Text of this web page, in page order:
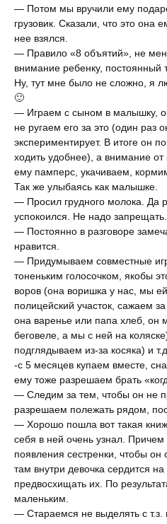
— Потом мы вручили ему
грузовик. Сказали, что это она
нее взялся.
— Правило «8 объятий», не
внимание ребенку, постоянный
Ну, тут мне было не сложно, я
🙂
— Играем с сыном в малышку,
не ругаем его за это (один
экспериментирует. В итоге он
ходить удобнее), а внимание
ему памперс, укачиваем,
Так же улыбаясь как малышке.
— Просил грудного молока. Да
успокоился. Не надо запрещать.
— Постоянно в разговоре
нравится.
— Придумываем совместные
тоненьким голосочком, якобы
воров (она воришка у нас, мы
полицейский участок, сажаем
она варенье или папа хлеб, он
беговеле, а мы с ней на
подглядываем из-за косяка) и т.д.
-с 5 месяцев купаем вместе,
ему тоже разрешаем брать
— Следим за тем, чтобы он не
разрешаем полежать рядом,
— Хорошо пошла вот такая
себя в ней очень узнал.
появления сестренки, чтобы он
там внутри девочка сердится
предвосхищать их. По
маленьким.
— Стараемся не выделять с т.з.